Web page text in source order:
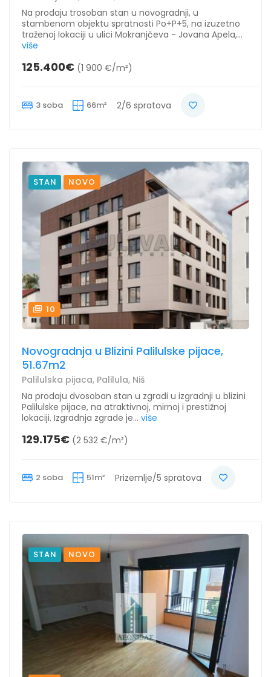
Na prodaju trosoban stan u novogradnji, u
stambenom objektu spratnosti Po+P+5, na izuzetno
traženoj lokaciji u ulici Mokranjčeva - Jovana Apela,...
više
125.400€ (1 900 €/m²)
3 soba 66m² 2/6 spratova
STAN NOVO
10
Novogradnja u Blizini Palilulske pijace,
51.67m2
Palilulska pijaca, Palilula, Niš
Na prodaju dvosoban stan u zgradi u izgradnji u blizini
Palilulske pijace, na atraktivnoj, mirnoj i prestižnoj
lokaciji. Izgradnja zgrade je... više
129.175€ (2 532 €/m²)
2 soba 51m² Prizemlje/5 spratova
STAN NOVO